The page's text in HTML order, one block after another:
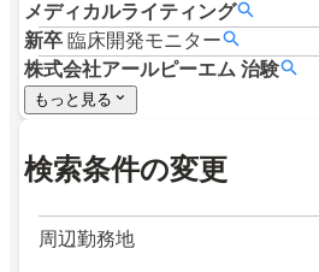
メディカルライティング
新卒 臨床開発モニター
株式会社アールピーエム 治験
もっと見る
検索条件の変更
周辺勤務地